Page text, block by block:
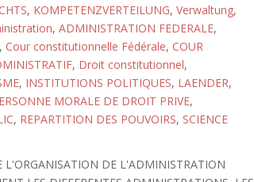
, KOMPETENZVERTEILUNG, Verwaltung,
, ADMINISTRATION FEDERALE,
Cour constitutionnelle Fédérale, COUR
, Droit constitutionnel,
, INSTITUTIONS POLITIQUES, LAENDER,
MORALE DE DROIT PRIVE,
, REPARTITION DES POUVOIRS, SCIENCE
L'ORGANISATION DE L'ADMINISTRATION